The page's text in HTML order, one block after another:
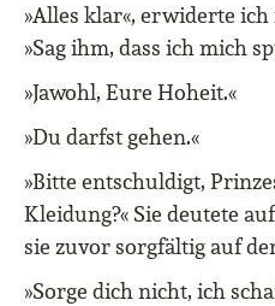
»Alles klar«, erwiderte
»Sag ihm, dass ich mich
»Jawohl, Eure Hoheit.«
»Du darfst gehen.«
»Bitte entschuldigt,
Kleidung?« Sie deutete
sie zuvor sorgfältig auf
»Sorge dich nicht, ich